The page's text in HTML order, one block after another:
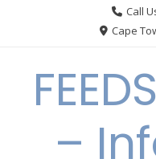
Call
Cape
–